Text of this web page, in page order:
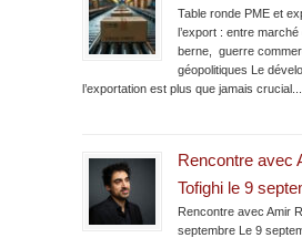
Table ronde PME et
l’export : entre
berne, guerre
géopolitiques Le
l’exportation est plus que jamais crucial...
Rencontre avec
Tofighi le 9
Rencontre avec Amir
septembre Le 9